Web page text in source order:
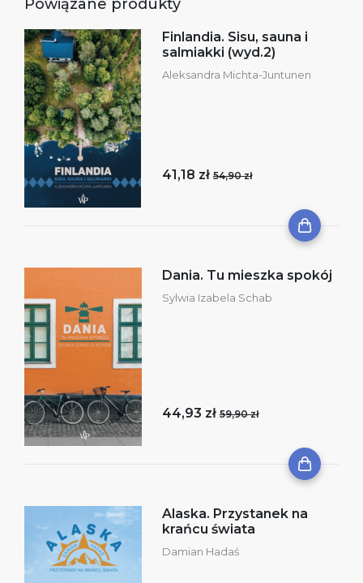
Powiązane produkty
Finlandia. Sisu, sauna i
salmiakki (wyd.2)
Aleksandra Michta-Juntunen
41,18 zł 54,90 zł
Dania. Tu mieszka spokój
Sylwia Izabela Schab
44,93 zł 59,90 zł
Alaska. Przystanek na
krańcu świata
Damian Hadaś